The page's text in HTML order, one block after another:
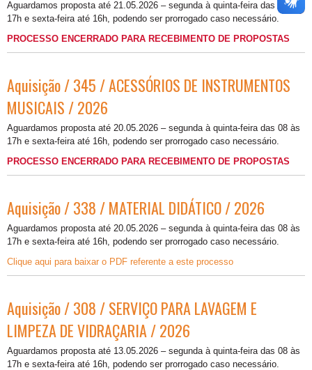
Aguardamos proposta até 21.05.2026 – segunda à quinta-feira das 08 às
17h e sexta-feira até 16h, podendo ser prorrogado caso necessário.
PROCESSO ENCERRADO PARA RECEBIMENTO DE PROPOSTAS
Aquisição / 345 / ACESSÓRIOS DE INSTRUMENTOS
MUSICAIS / 2026
Aguardamos proposta até 20.05.2026 – segunda à quinta-feira das 08 às
17h e sexta-feira até 16h, podendo ser prorrogado caso necessário.
PROCESSO ENCERRADO PARA RECEBIMENTO DE PROPOSTAS
Aquisição / 338 / MATERIAL DIDÁTICO / 2026
Aguardamos proposta até 20.05.2026 – segunda à quinta-feira das 08 às
17h e sexta-feira até 16h, podendo ser prorrogado caso necessário.
Clique aqui para baixar o PDF referente a este processo
Aquisição / 308 / SERVIÇO PARA LAVAGEM E
LIMPEZA DE VIDRAÇARIA / 2026
Aguardamos proposta até 13.05.2026 – segunda à quinta-feira das 08 às
17h e sexta-feira até 16h, podendo ser prorrogado caso necessário.